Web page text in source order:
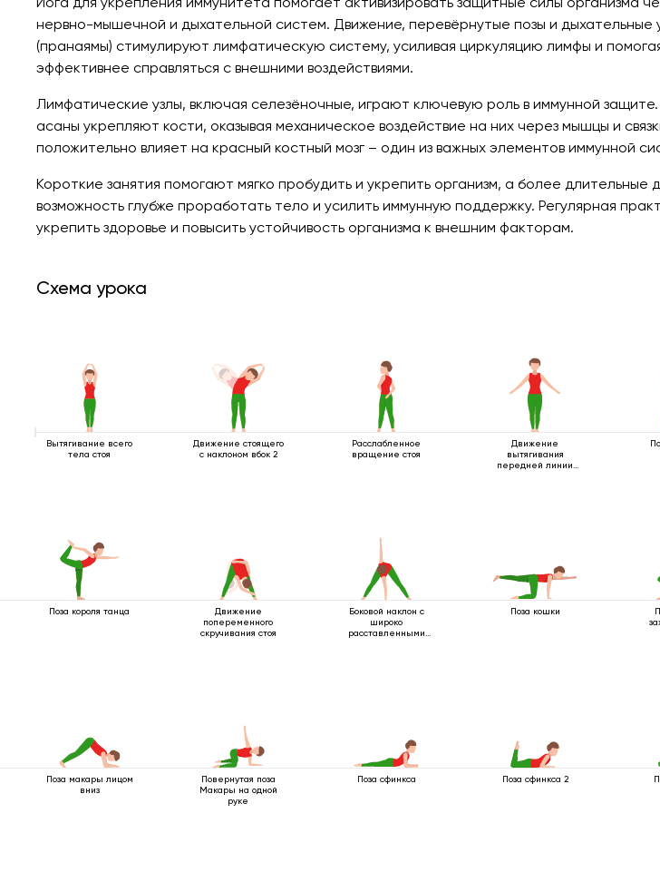
нервно-мышечной и дыхательной систем. Движение, перевёрнутые позы и дыхательные
(пранаямы) стимулируют лимфатическую систему, усиливая циркуляцию лимфы и
эффективнее справляться с внешними воздействиями.
Лимфатические узлы, включая селезёночные, играют ключевую роль в иммунной
асаны укрепляют кости, оказывая механическое воздействие на них через мышцы и
положительно влияет на красный костный мозг – один из важных элементов иммунной
Короткие занятия помогают мягко пробудить и укрепить организм, а более длительные
возможность глубже проработать тело и усилить иммунную поддержку. Регулярная
укрепить здоровье и повысить устойчивость организма к внешним факторам.
Схема урока
Вытягивание всего
тела стоя
Движение стоящего
с наклоном вбок 2
Расслабленное
вращение стоя
Движение
вытягивания
передней линии
Поза короля танца
Движение
попеременного
скручивания стоя
Боковой наклон с
широко
расставленными
Поза кошки
Поза макары лицом
вниз
Повернутая поза
Макары на одной
руке
Поза сфинкса Поза сфинкса 2